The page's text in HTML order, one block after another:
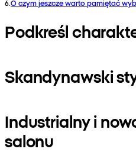
6.O czym jeszcze warto pamiętać
Podkreśl
Skandynawski
Industrialny i
salonu